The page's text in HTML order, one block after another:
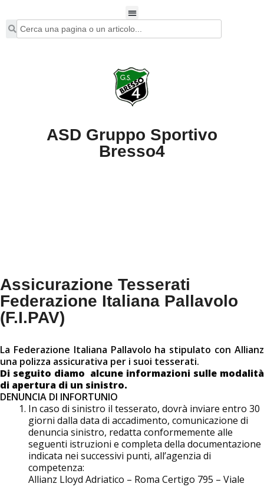
ASD Gruppo Sportivo
Bresso4
Assicurazione Tesserati
Federazione Italiana Pallavolo
(F.I.PAV)
La Federazione Italiana Pallavolo ha stipulato con Allianz
una polizza assicurativa per i suoi tesserati.
Di seguito diamo alcune informazioni sulle modalità
di apertura di un sinistro.
DENUNCIA DI INFORTUNIO
In caso di sinistro il tesserato, dovrà inviare entro 30
giorni dalla data di accadimento, comunicazione di
denuncia sinistro, redatta conformemente alle
seguenti istruzioni e completa della documentazione
indicata nei successivi punti, all’agenzia di
competenza:
Allianz Lloyd Adriatico – Roma Certigo 795 – Viale